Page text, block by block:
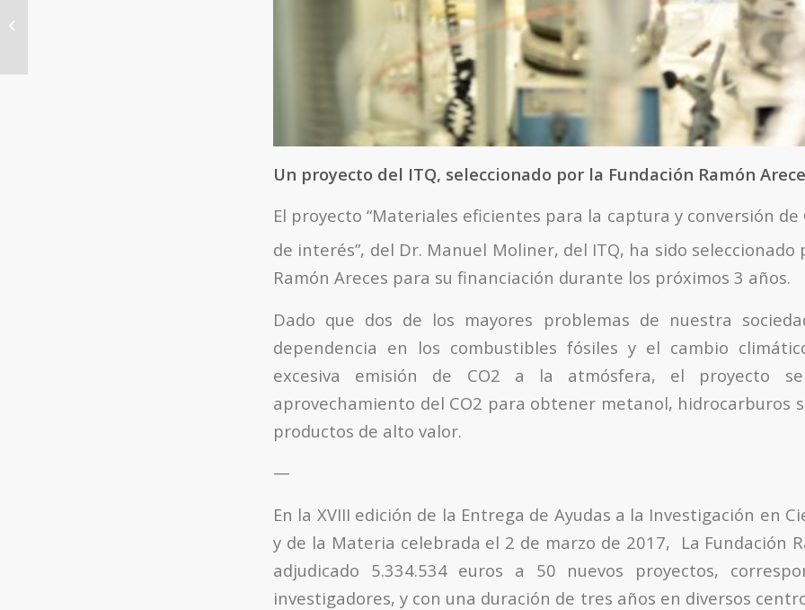
Un proyecto del ITQ, seleccionado por la Fundación Ramón
El proyecto “Materiales eficientes para la captura y conversión de
de interés”, del Dr. Manuel Moliner, del ITQ, ha sido seleccionado
Ramón Areces para su financiación durante los próximos 3 años.
Dado que dos de los mayores problemas de nuestra
dependencia en los combustibles fósiles y el cambio
excesiva emisión de CO2 a la atmósfera, el proyecto
aprovechamiento del CO2 para obtener metanol, hidrocarburos
productos de alto valor.
—
En la XVIII edición de la Entrega de Ayudas a la Investigación en
y de la Materia celebrada el 2 de marzo de 2017, La Fundación
adjudicado 5.334.534 euros a 50 nuevos proyectos,
investigadores, y con una duración de tres años en diversos